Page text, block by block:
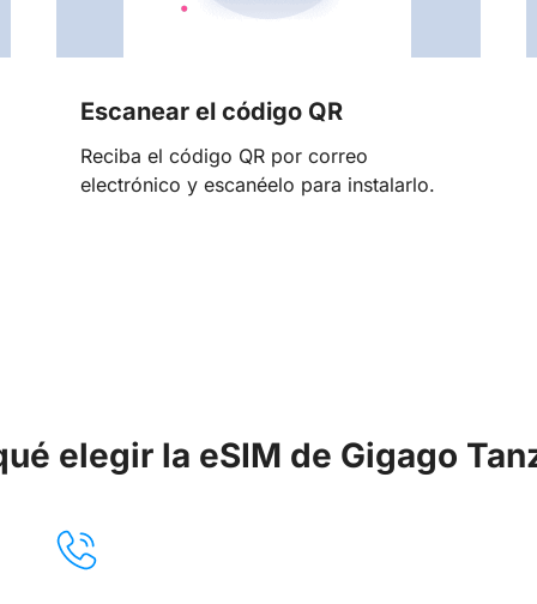
Escanear el código QR
Reciba el código QR por correo
electrónico y escanéelo para instalarlo.
elegir la eSIM de Gigago